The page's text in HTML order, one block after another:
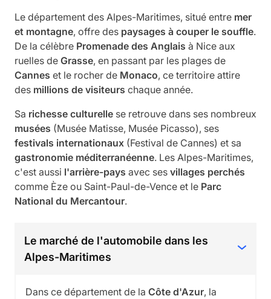
Le département des Alpes-Maritimes, situé entre mer
et montagne, offre des paysages à couper le souffle.
De la célèbre Promenade des Anglais à Nice aux
ruelles de Grasse, en passant par les plages de
Cannes et le rocher de Monaco, ce territoire attire
des millions de visiteurs chaque année.
Sa richesse culturelle se retrouve dans ses nombreux
musées (Musée Matisse, Musée Picasso), ses
festivals internationaux (Festival de Cannes) et sa
gastronomie méditerranéenne. Les Alpes-Maritimes,
c'est aussi l'arrière-pays avec ses villages perchés
comme Èze ou Saint-Paul-de-Vence et le Parc
National du Mercantour.
Le marché de l'automobile dans les
Alpes-Maritimes
Dans ce département de la Côte d'Azur, la